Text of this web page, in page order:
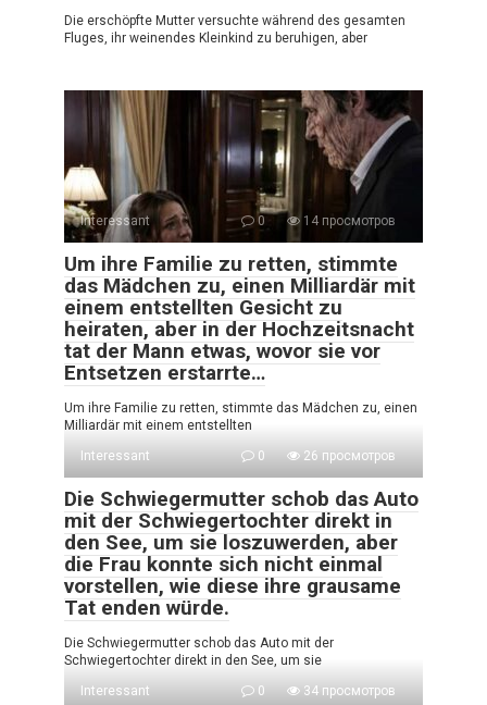
Die erschöpfte Mutter versuchte während des gesamten
Fluges, ihr weinendes Kleinkind zu beruhigen, aber
Interessant 0 14 просмотров
Um ihre Familie zu retten, stimmte
das Mädchen zu, einen Milliardär mit
einem entstellten Gesicht zu
heiraten, aber in der Hochzeitsnacht
tat der Mann etwas, wovor sie vor
Entsetzen erstarrte…
Um ihre Familie zu retten, stimmte das Mädchen zu, einen
Milliardär mit einem entstellten
Interessant
0 26 просмотров
Die Schwiegermutter schob das Auto
mit der Schwiegertochter direkt in
den See, um sie loszuwerden, aber
die Frau konnte sich nicht einmal
vorstellen, wie diese ihre grausame
Tat enden würde.
Die Schwiegermutter schob das Auto mit der
Schwiegertochter direkt in den See, um sie
Interessant
0 34 просмотров